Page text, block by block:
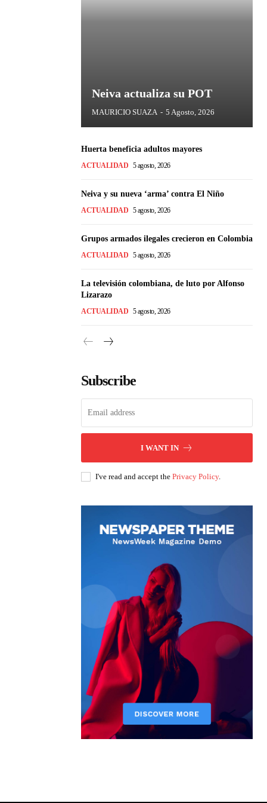
Neiva actualiza su POT
MAURICIO SUAZA - 5 Agosto, 2026
Huerta beneficia adultos mayores
ACTUALIDAD 5 agosto, 2026
Neiva y su nueva ‘arma’ contra El Niño
ACTUALIDAD 5 agosto, 2026
Grupos armados ilegales crecieron en Colombia
ACTUALIDAD 5 agosto, 2026
La televisión colombiana, de luto por Alfonso
Lizarazo
ACTUALIDAD 5 agosto, 2026
Subscribe
I WANT IN
I've read and accept the Privacy Policy.